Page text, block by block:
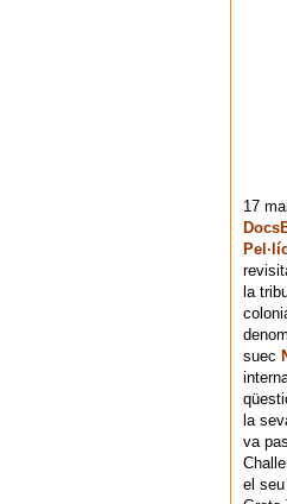
17
la
suec
la
va
el